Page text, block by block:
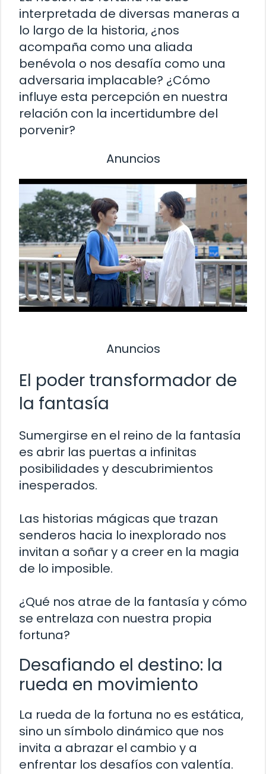
interpretada de diversas maneras a
lo largo de la historia, ¿nos
acompaña como una aliada
benévola o nos desafía como una
adversaria implacable? ¿Cómo
influye esta percepción en nuestra
relación con la incertidumbre del
porvenir?
Anuncios
Anuncios
El poder transformador de
la fantasía
Sumergirse en el reino de la fantasía
es abrir las puertas a infinitas
posibilidades y descubrimientos
inesperados.
Las historias mágicas que trazan
senderos hacia lo inexplorado nos
invitan a soñar y a creer en la magia
de lo imposible.
¿Qué nos atrae de la fantasía y cómo
se entrelaza con nuestra propia
fortuna?
Desafiando el destino: la
rueda en movimiento
La rueda de la fortuna no es estática,
sino un símbolo dinámico que nos
invita a abrazar el cambio y a
enfrentar los desafíos con valentía.